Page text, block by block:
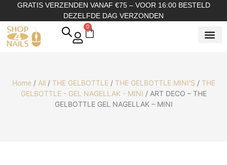
GRATIS VERZENDEN VANAF €75 – VOOR 16:00 BESTELD
DEZELFDE DAG VERZONDEN
0
Home/ All / THE GELBOTTLE/ THE GELBOTTLE MINI'S / THE
GELBOTTLE - GEL NAGELLAK - MINI / ART DECO – THE
GELBOTTLE GEL NAGELLAK – MINI